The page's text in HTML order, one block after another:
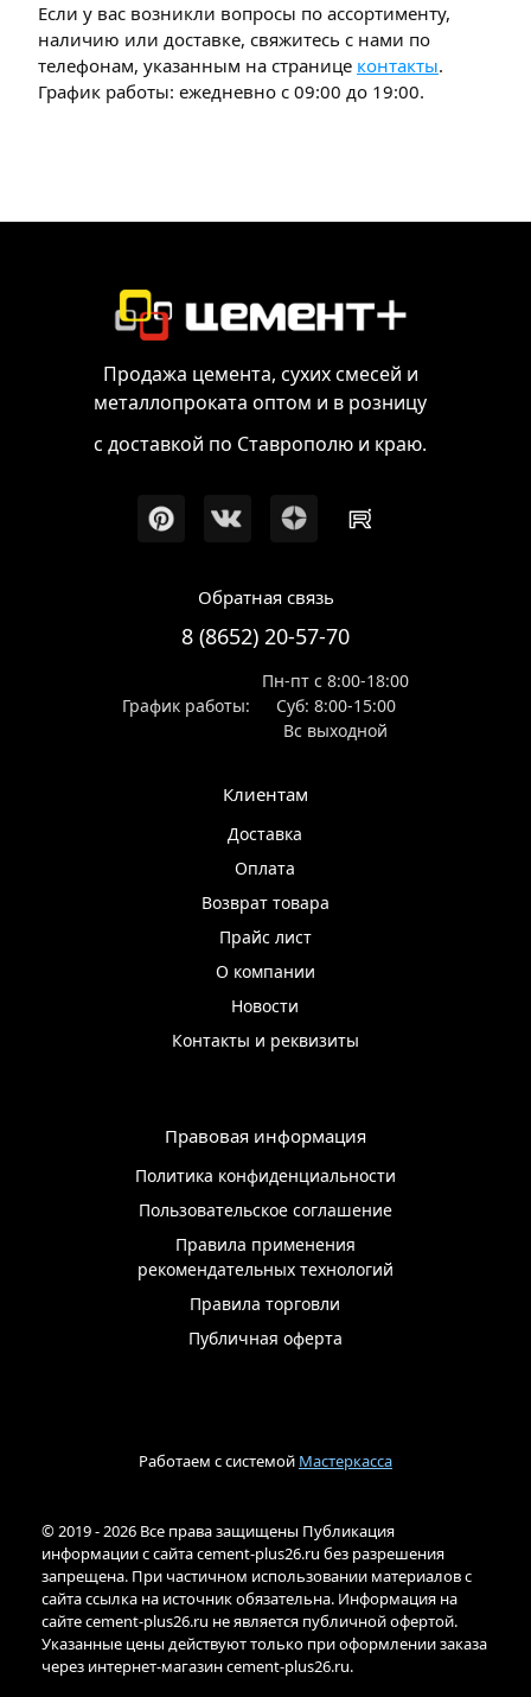
Если у вас возникли вопросы по ассортименту,
наличию или доставке, свяжитесь с нами по
телефонам, указанным на странице контакты.
График работы: ежедневно с 09:00 до 19:00.
Продажа цемента, сухих смесей и
металлопроката оптом и в розницу
с доставкой по Ставрополю и краю.
Обратная связь
8 (8652) 20-57-70
График работы:
Пн-пт с 8:00-18:00
Суб: 8:00-15:00
Вс выходной
Клиентам
Доставка
Оплата
Возврат товара
Прайс лист
О компании
Новости
Контакты и реквизиты
Правовая информация
Политика конфиденциальности
Пользовательское соглашение
Правила применения
рекомендательных технологий
Правила торговли
Публичная оферта
Работаем с системой Мастеркасса
© 2019 - 2026 Все права защищены Публикация
информации с сайта cement-plus26.ru без разрешения
запрещена. При частичном использовании материалов с
сайта ссылка на источник обязательна. Информация на
сайте cement-plus26.ru не является публичной офертой.
Указанные цены действуют только при оформлении заказа
через интернет-магазин cement-plus26.ru.